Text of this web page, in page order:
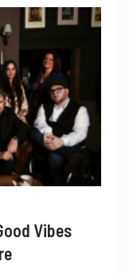
Vibes